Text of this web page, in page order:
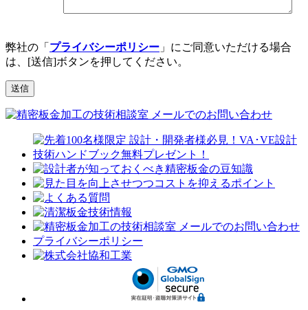
弊社の「 プライバシーポリシー 」にご同意いただける場合
は、[送信]ボタンを押してください。
プライバシーポリシー